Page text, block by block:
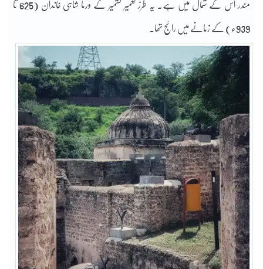
مندر اس کے شمال میں ہے۔ یہ طرز تعمیر کشمیر کے ورما شاہی خاندان (625 تا
939ء) کے زمانے میں رائج تھا۔